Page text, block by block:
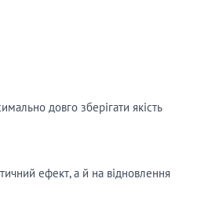
довго зберігати якість
ефект, а й на відновлення